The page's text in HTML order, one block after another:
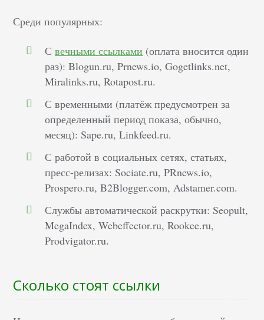
Среди популярных:
Свечными ссылками (оплата вносится один
раз): Blogun.ru, Prnews.io, Gogetlinks.net,
Miralinks.ru, Rotapost.ru.
С временными (платёж предусмотрен за
определенный период показа, обычно,
месяц): Sape.ru, Linkfeed.ru.
С работой в социальных сетях, статьях,
пресс-релизах: Sociate.ru, PRnews.io,
Prospero.ru, B2Blogger.com, Adstamer.com.
Службы автоматической раскрутки: Seopult,
MegaIndex, Webeffector.ru, Rookee.ru,
Prodvigator.ru.
Сколько стоят ссылки